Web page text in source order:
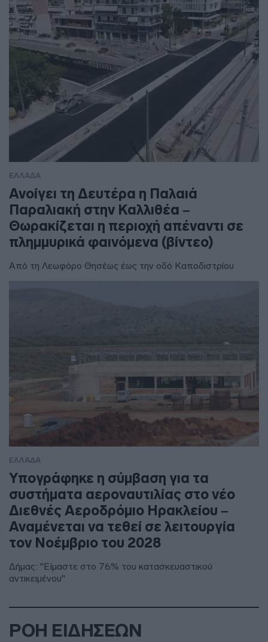
ΕΛΛΑΔΑ
Ανοίγει τη Δευτέρα η Παλαιά
Παραλιακή στην Καλλιθέα –
Θωρακίζεται η περιοχή απέναντι σε
πλημμυρικά φαινόμενα (βίντεο)
Από τη Λεωφόρο Θησέως έως την οδό Καποδιστρίου
ΕΛΛΑΔΑ
Υπογράφηκε η σύμβαση για τα
συστήματα αεροναυτιλίας στο νέο
Διεθνές Αεροδρόμιο Ηρακλείου –
Αναμένεται να τεθεί σε λειτουργία
τον Νοέμβριο του 2028
Δήμας: "Είμαστε στο 76% του κατασκευαστικού
αντικειμένου"
ΡΟΗ ΕΙΔΗΣΕΩΝ